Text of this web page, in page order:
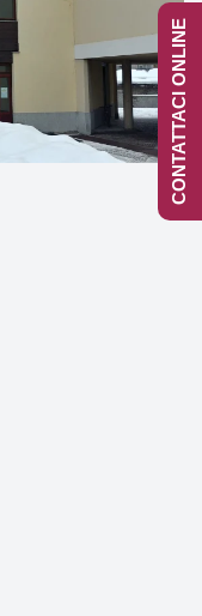
CONTATTACI ONLINE